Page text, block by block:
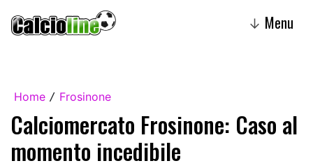
↓ Menu
Home / Frosinone
Calciomercato Frosinone: Caso al
momento incedibile